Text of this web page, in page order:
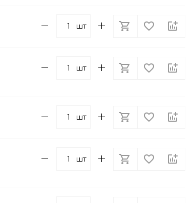
шт
шт
шт
шт